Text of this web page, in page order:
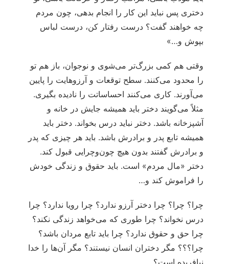
دختری پس نباید این کار را انجام بدهی، چون مردم
چه خواهند گفت؟ درست رفتار کن، درست لباس
بپوش و…»
وقتی هم کمی بزرگ‌تر می‌شوی و نوجوان، باز هم تو
را محدود می‌کنند. سطح توقعات و آرزوهایت را پایین
می‌آورند. کاری می‌کنند احساساتت را نادیده بگیری.
مثلاً می‌گویند دختر باید همیشه جایش در خانه و
آشپزخانه باشد. دختر نباید درس بخواند. دختر باید
همیشه تابع پدر و برادرش باشد. باید هر چیزی که پدر
و برادرش گفتند بدون هیچ چون‌وچرایی قبول کند.
دختر «مال مردم» است. باید حقوق و زندگی خودش
را فراموش کند و…
چرا؟ چرا؟ چرا دختر آرزو ندارد؟ چرا رویا ندارد؟ چرا
درس نخواند؟ چرا طوری که می‌خواهد زندگی نکند؟
چرا حق و حقوق ندارد؟ چرا باید تابع مردان باشد؟
چرا؟؟؟ مگر دختران انسان نیستند؟ مگر آن‌ها را خدا
نیافریده است؟